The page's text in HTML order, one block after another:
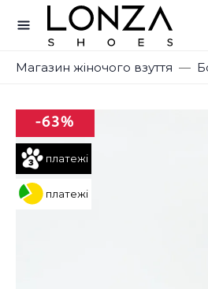
Магазин жіночого взуття
платежі
платежі
-63%